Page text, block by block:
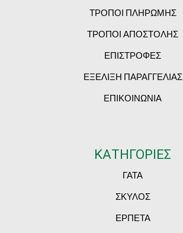
ΤΡΟΠΟΙ ΠΛΗΡΩΜΗΣ
ΤΡΟΠΟΙ ΑΠΟΣΤΟΛΗΣ
ΕΠΙΣΤΡΟΦΕΣ
ΕΞΕΛΙΞΗ ΠΑΡΑΓΓΕΛΙΑΣ
ΕΠΙΚΟΙΝΩΝΙΑ
ΚΑΤΗΓΟΡΙΕΣ
ΓΑΤΑ
ΣΚΥΛΟΣ
ΕΡΠΕΤΑ